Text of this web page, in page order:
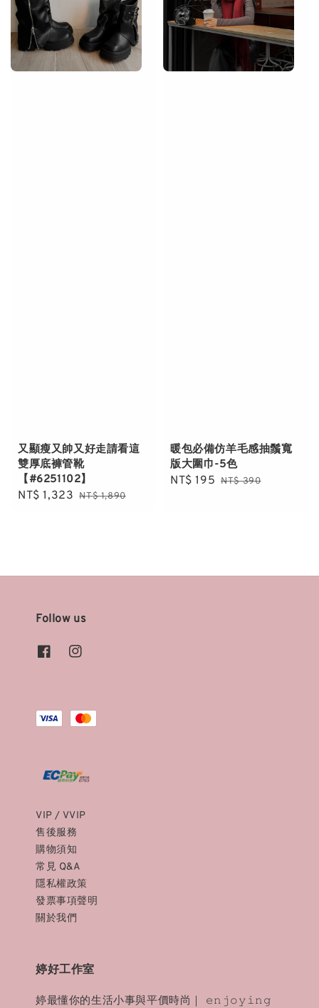
又顯瘦又帥又好走請看這
雙厚底褲管靴
【#6251102】
Sale
NT$ 1,323 Regular
NT$ 1,890
暖包必備仿羊毛感抽鬚寬
版大圍巾-5色
Sale
NT$ 195 Regular
NT$ 390
Follow us
VIP / VVIP
售後服務
購物須知
常見 Q&A
隱私權政策
發票事項聲明
關於我們
婷好工作室
婷最懂你的生活小事與平價時尚｜ 𝚎𝚗𝚓𝚘𝚢𝚒𝚗𝚐